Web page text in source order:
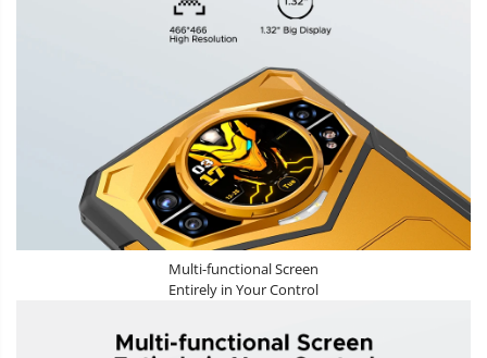
Multi-functional Screen
Entirely in Your Control